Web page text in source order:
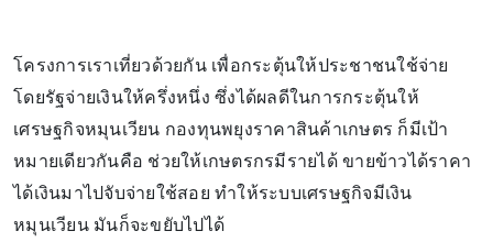
โครงการเราเที่ยวด้วยกัน เพื่อกระตุ้นให้ประชาชนใช้จ่าย
โดยรัฐจ่ายเงินให้ครึ่งหนึ่ง ซึ่งได้ผลดีในการกระตุ้นให้
เศรษฐกิจหมุนเวียน กองทุนพยุงราคาสินค้าเกษตร ก็มีเป้า
หมายเดียวกันคือ ช่วยให้เกษตรกรมีรายได้ ขายข้าวได้ราคา
ได้เงินมาไปจับจ่ายใช้สอย ทำให้ระบบเศรษฐกิจมีเงิน
หมุนเวียน มันก็จะขยับไปได้